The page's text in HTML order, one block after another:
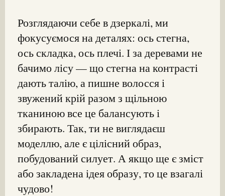
Розглядаючи себе в дзеркалі, ми
фокусуємося на деталях: ось стегна,
ось складка, ось плечі. І за деревами не
бачимо лісу — що стегна на контрасті
дають талію, а пишне волосся і
звужений крій разом з щільною
тканиною все це балансують і
збирають. Так, ти не виглядаєш
моделлю, але є цілісний образ,
побудований силует. А якщо ще є зміст
або закладена ідея образу, то це взагалі
чудово!